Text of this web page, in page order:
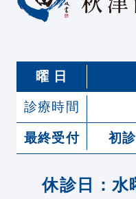
曜 日
診療時間
最終受付 初
休診日：水